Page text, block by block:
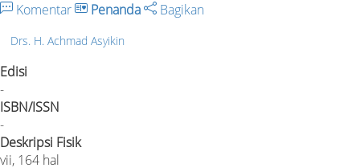
Komentar Penanda Bagikan
Drs. H. Achmad Asyikin
Edisi
-
ISBN/ISSN
-
Deskripsi Fisik
vii, 164 hal